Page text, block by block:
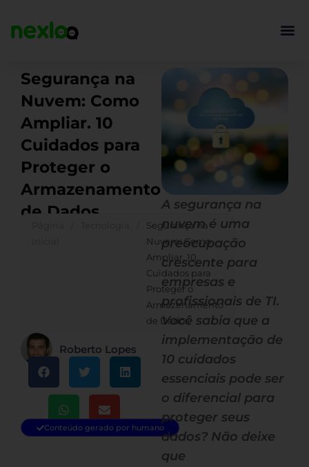
para
Segurança na
Nuvem: Como
Ampliar. 10
Cuidados para
Proteger o
Armazenamento
de Dados
Segurança na
Nuvem: Como
Ampliar. 10
Cuidados para
Proteger o
Armazenamento
de Dados
Roberto Lopes
Conteúdo gerado por humano
A segurança na
nuvem é uma
preocupação
crescente para
empresas e
profissionais de TI.
Você sabia que a
implementação de
10 cuidados
essenciais pode ser
o diferencial para
proteger seus
dados? Não deixe
que